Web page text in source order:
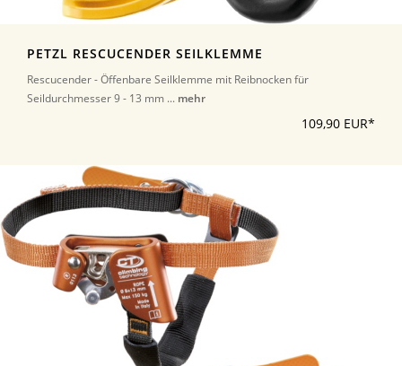
PETZL RESCUCENDER SEILKLEMME
Rescucender - Öffenbare Seilklemme mit Reibnocken für
Seildurchmesser 9 - 13 mm ... mehr
109,90 EUR*